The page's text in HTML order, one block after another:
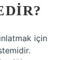
için